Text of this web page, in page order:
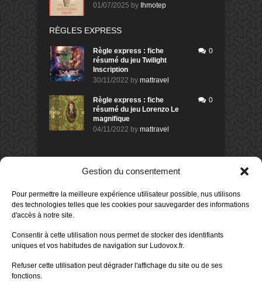
Gestion du consentement
Pour permettre la meilleure expérience utilisateur possible, nus utilisons
des technologies telles que les cookies pour sauvegarder des informations
d'accès à notre site.
Consentir à cette utilisation nous permet de stocker des identifiants
uniques et vos habitudes de navigation sur Ludovox.fr.
Refuser cette utilisation peut dégrader l'affichage du site ou de ses
fonctions.
01/07/2025 by Ihmotep
RÈGLES EXPRESS
Règle express : fiche
résumé du jeu Twilight
Inscription
30/11/2022 by mattravel
0
Règle express : fiche
résumé du jeu Lorenzo Le
magnifique
04/11/2022 by mattravel
0
DERNIERS AVIS DES MEMBRES
Avis de morlockbob
Sur le jeu Collect!
il y a 1 jour
Avis demorlockbob
Sur le jeu Detective Box - Ciao
Publié leil y a 3 jours
80%